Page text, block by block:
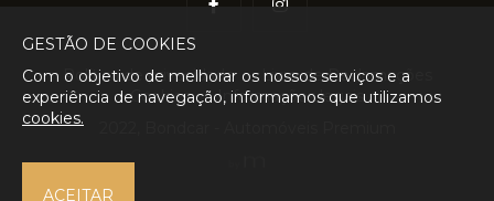
GESTÃO DE COOKIES
Com o objetivo de melhorar os nossos serviços e a
experiência de navegação, informamos que utilizamos
cookies.
ACEITAR
Política de privacidade
Livro de Reclamações
Cookies
Informações legais